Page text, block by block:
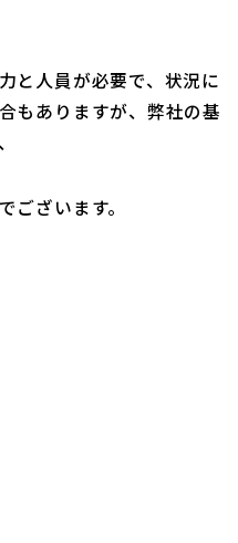
と人員が必要で、状況に
もありますが、弊社の基
ございます。